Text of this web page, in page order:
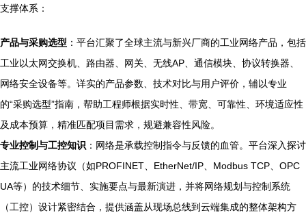
支撑体系：
产品与采购选型 ：平台汇聚了全球主流与新兴厂商的工业网络产品，包括
工业以太网交换机、路由器、网关、无线AP、通信模块、协议转换器、
网络安全设备等。详实的产品参数、技术对比与用户评价，辅以专业
的“采购选型”指南，帮助工程师根据实时性、带宽、可靠性、环境适应性
及成本预算，精准匹配项目需求，规避兼容性风险。
专业控制与工控知识 ：网络是承载控制指令与反馈的血管。平台深入探讨
主流工业网络协议（如PROFINET、EtherNet/IP、Modbus TCP、OPC
UA等）的技术细节、实施要点与最新演进，并将网络规划与控制系统
（工控）设计紧密结合，提供涵盖从现场总线到云端集成的整体架构方